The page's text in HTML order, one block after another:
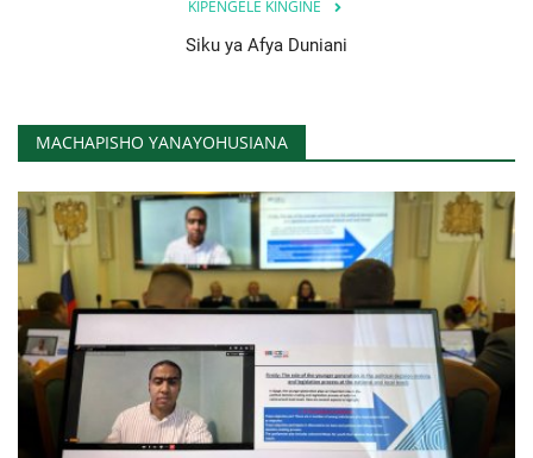
KIPENGELE KINGINE
Siku ya Afya Duniani
MACHAPISHO YANAYOHUSIANA